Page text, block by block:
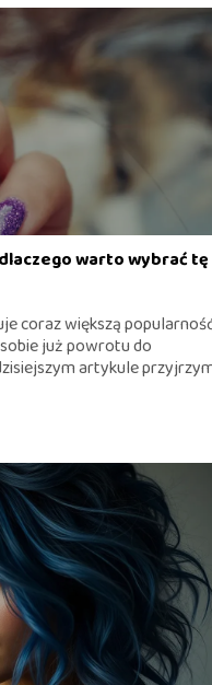
warto wybrać tę
coraz większą
już powrotu do
artykule